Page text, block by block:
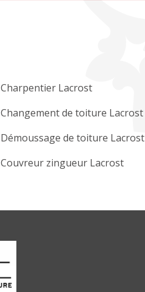
Charpentier Lacrost
Changement de toiture Lacrost
Démoussage de toiture Lacrost
Couvreur zingueur Lacrost